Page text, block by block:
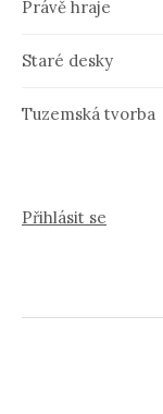
Právě hraje
Staré desky
Tuzemská tvorba
Přihlásit se